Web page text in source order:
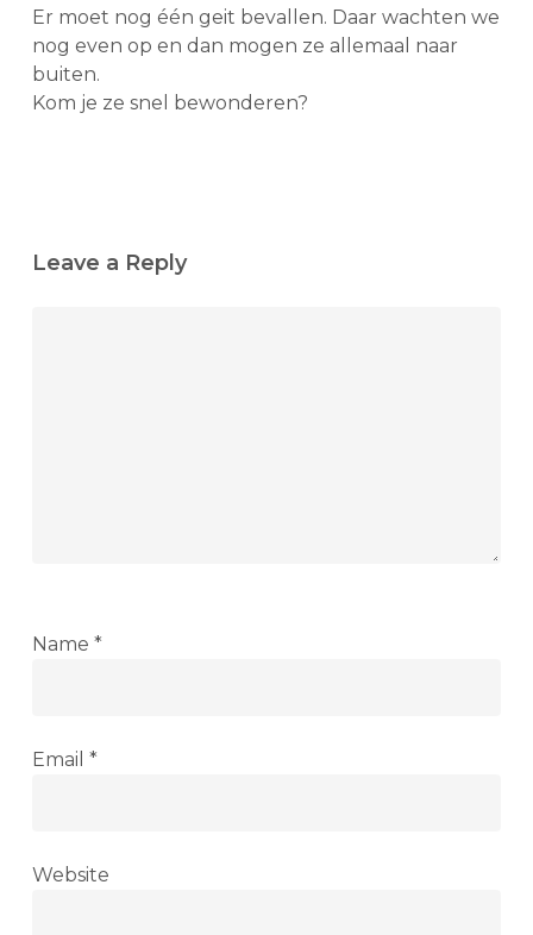
Er moet nog één geit bevallen. Daar wachten we
nog even op en dan mogen ze allemaal naar
buiten.
Kom je ze snel bewonderen?
Leave a Reply
Name *
Email *
Website